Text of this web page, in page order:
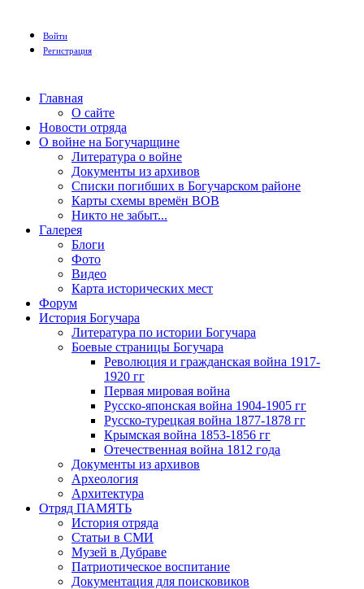
Войти
Регистрация
Главная
О сайте
Новости отряда
О войне на Богучарщине
Литература о войне
Документы из архивов
Списки погибших в Богучарском районе
Карты схемы времён ВОВ
Никто не забыт...
Галерея
Блоги
Фото
Видео
Карта исторических мест
Форум
История Богучара
Литература по истории Богучара
Боевые страницы Богучара
Революция и гражданская война 1917-
1920 гг
Первая мировая война
Русско-японская война 1904-1905 гг
Русско-турецкая война 1877-1878 гг
Крымская война 1853-1856 гг
Отечественная война 1812 года
Документы из архивов
Археология
Архитектура
Отряд ПАМЯТЬ
История отряда
Статьи в СМИ
Музей в Дубраве
Патриотическое воспитание
Документация для поисковиков